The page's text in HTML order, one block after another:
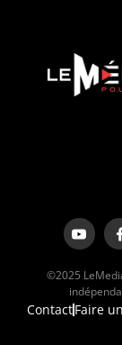
©2025
ContactFaire